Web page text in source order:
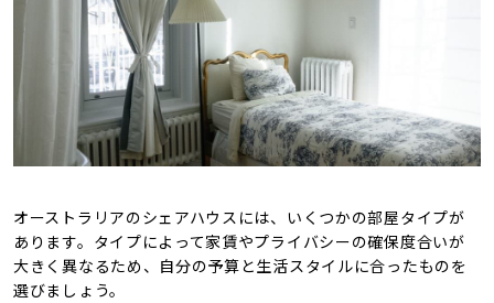
オーストラリアのシェアハウスには、いくつかの部屋タイプが
あります。タイプによって家賃やプライバシーの確保度合いが
大きく異なるため、自分の予算と生活スタイルに合ったものを
選びましょう。